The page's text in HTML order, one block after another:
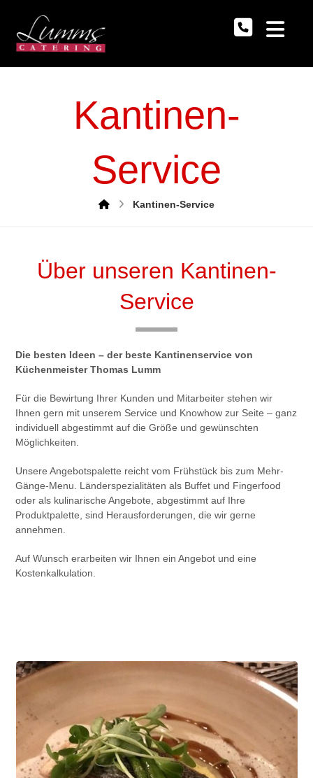
Kantinen-
Service
Kantinen-Service
Über unseren Kantinen-
Service
Die besten Ideen – der beste Kantinenservice von
Küchenmeister Thomas Lumm
Für die Bewirtung Ihrer Kunden und Mitarbeiter stehen wir
Ihnen gern mit unserem Service und Knowhow zur Seite – ganz
individuell abgestimmt auf die Größe und gewünschten
Möglichkeiten.
Unsere Angebotspalette reicht vom Frühstück bis zum Mehr-
Gänge-Menu. Länderspezialitäten als Buffet und Fingerfood
oder als kulinarische Angebote, abgestimmt auf Ihre
Produktpalette, sind Herausforderungen, die wir gerne
annehmen.
Auf Wunsch erarbeiten wir Ihnen ein Angebot und eine
Kostenkalkulation.